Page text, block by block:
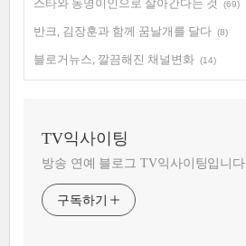
스타와 동명이인으로 살아간다는 것 (69)
반크, 김장훈과 함께 꿈날개를 달다 (8)
블로거뉴스, 깔끔해진 채널변화 (14)
TV익사이팅
방송 연예 블로그 TV익사이팅입니다.
구독하기